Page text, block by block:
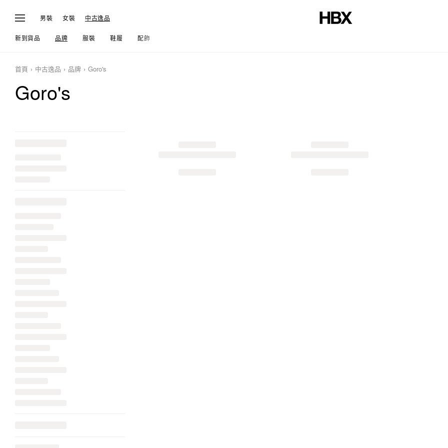
男裝 女裝 中古逸品
新到貨品 品牌 服裝 鞋履 配飾
首頁 中古逸品 品牌 Goro's
Goro's